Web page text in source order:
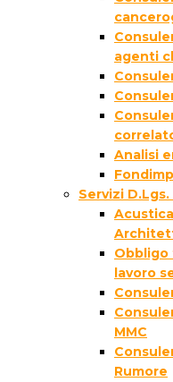
agenti
Analisi
Servizi D.Lgs.
Obbligo
lavoro
MMC
Rumore